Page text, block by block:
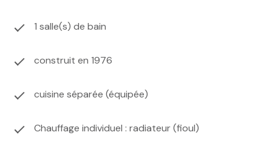
1 salle(s) de bain
construit en 1976
cuisine séparée (équipée)
Chauffage individuel : radiateur (fioul)